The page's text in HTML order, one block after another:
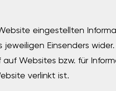
eingestellten
Einsenders
Websites bzw. für
verlinkt ist.